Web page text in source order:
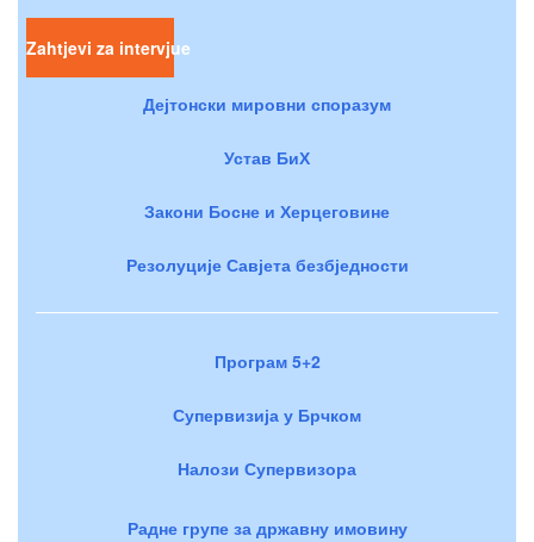
Zahtjevi za intervjue
Дејтонски мировни споразум
Устав БиХ
Закони Босне и Херцеговине
Резолуције Савјета безбједности
Програм 5+2
Супервизија у Брчком
Налози Супервизора
Радне групе за државну имовину